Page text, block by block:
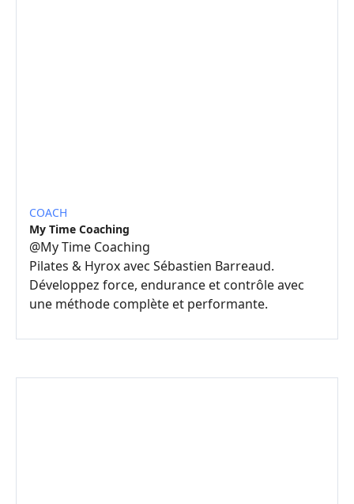
COACH
My Time Coaching
@My Time Coaching
Pilates & Hyrox avec Sébastien Barreaud.
Développez force, endurance et contrôle avec
une méthode complète et performante.